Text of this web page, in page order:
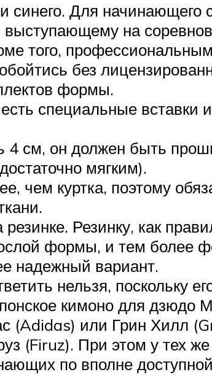
Для начинающего
на
того,
без
формы.
специальные
см, он должен быть
мягким).
чем куртка, поэтому
Резинку, как
формы, и тем более
надежный вариант.
нельзя, поскольку
кимоно для дзюдо
(Adidas) или Грин Хилл
(Firuz). При этом у тех
по вполне